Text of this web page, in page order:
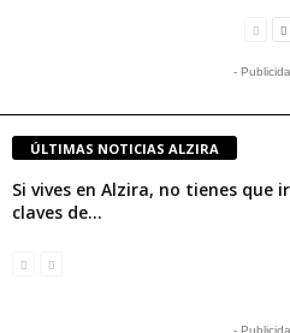
-
ÚLTIMAS NOTICIAS ALZIRA
Si vives en Alzira, no tienes que
claves de...
-